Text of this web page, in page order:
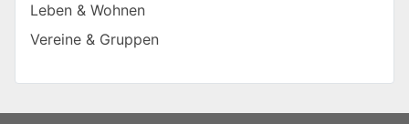
Leben & Wohnen
Vereine & Gruppen